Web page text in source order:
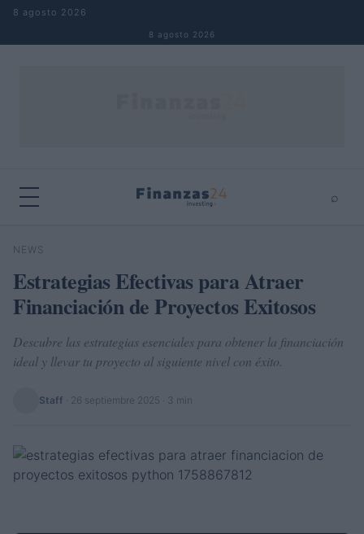
Saltar al contenido
8 agosto 2026
8 agosto 2026
⌕
Buscar
NEWS
Estrategias Efectivas para Atraer
Financiación de Proyectos Exitosos
Descubre las estrategias esenciales para obtener la financiación
ideal y llevar tu proyecto al siguiente nivel con éxito.
Staff 26 septiembre 2025 · 3 min